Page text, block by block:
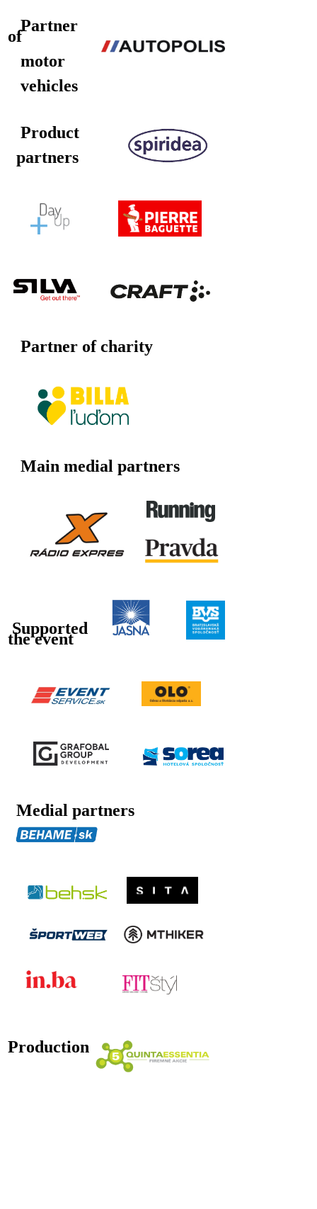
Partner
of
motor
vehicles
Product
partners
Partner of charity
Main medial partners
Supported
the event
Medial partners
Production